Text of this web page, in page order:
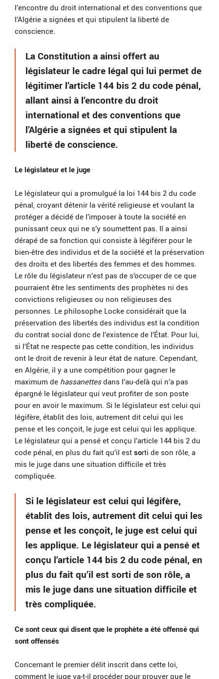
l’encontre du droit international et des conventions que
l’Algérie a signées et qui stipulent la liberté de
conscience.
La Constitution a ainsi offert au
législateur le cadre légal qui lui permet de
légitimer l’article 144 bis 2 du code pénal,
allant ainsi à l’encontre du droit
international et des conventions que
l’Algérie a signées et qui stipulent la
liberté de conscience.
Le législateur et le juge
Le législateur qui a promulgué la loi 144 bis 2 du code
pénal, croyant détenir la vérité religieuse et voulant la
protéger a décidé de l’imposer à toute la société en
punissant ceux qui ne s’y soumettent pas. Il a ainsi
dérapé de sa fonction qui consiste à légiférer pour le
bien-être des individus et de la société et la préservation
des droits et des libertés des femmes et des hommes.
Le rôle du législateur n’est pas de s’occuper de ce que
pourraient être les sentiments des prophètes ni des
convictions religieuses ou non religieuses des
personnes. Le philosophe Locke considérait que la
préservation des libertés des individus est la condition
du contrat social donc de l’existence de l’État. Pour lui,
si l’État ne respecte pas cette condition, les individus
ont le droit de revenir à leur état de nature. Cependant,
en Algérie, il y a une compétition pour gagner le
maximum de hassanettesdans l’au-delà qui n’a pas
épargné le législateur qui veut profiter de son poste
pour en avoir le maximum. Si le législateur est celui qui
légifère, établit des lois, autrement dit celui qui les
pense et les conçoit, le juge est celui qui les applique.
Le législateur qui a pensé et conçu l’article 144 bis 2 du
code pénal, en plus du fait qu’il est sorti de son rôle, a
mis le juge dans une situation difficile et très
compliquée.
Si le législateur est celui qui légifère,
établit des lois, autrement dit celui qui les
pense et les conçoit, le juge est celui qui
les applique. Le législateur qui a pensé et
conçu l’article 144 bis 2 du code pénal, en
plus du fait qu’il est sorti de son rôle, a
mis le juge dans une situation difficile et
très compliquée.
Ce sont ceux qui disent que le prophète a été offensé qui
sont offensés
Concernant le premier délit inscrit dans cette loi,
comment le juge va-t-il procéder pour prouver que le